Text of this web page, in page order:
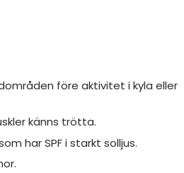
före aktivitet i kyla eller
känns trötta.
har SPF i starkt solljus.